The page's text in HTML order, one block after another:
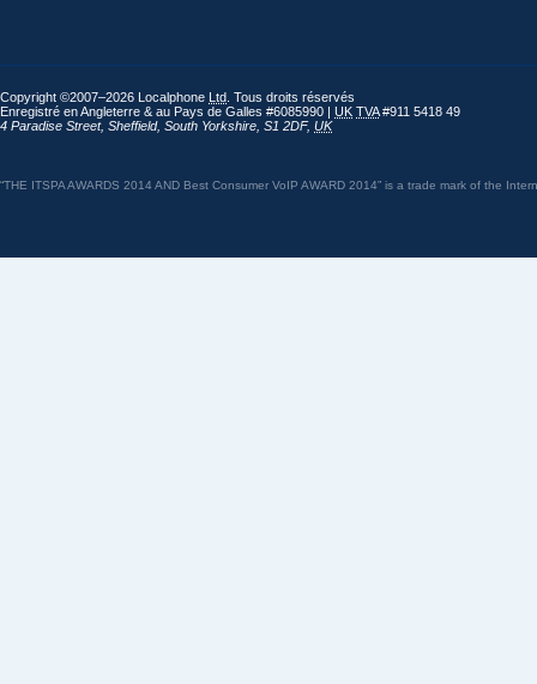
Copyright ©2007–2026 Localphone Ltd . Tous droits réservés
Enregistré en Angleterre & au Pays de Galles #6085990 | UK TVA#911 5418 49
4 Paradise Street, Sheffield, South Yorkshire S1 2DF, UK
“THE ITSPA AWARDS 2014 AND Best Consumer VoIP AWARD 2014” is a trade mark of the